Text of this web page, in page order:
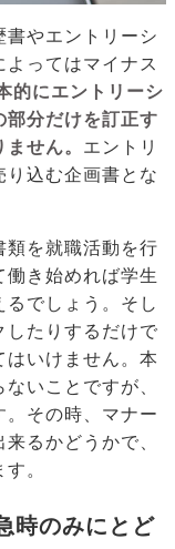
書やエントリーシ
ってはマイナス
的にエントリーシ
部分だけを訂正す
せん。 エントリ
り込む企画書とな
類を就職活動を行
働き始めれば学生
でしょう。そし
したりするだけで
はいけません。本
いことですが、
。その時、マナー
るかどうかで、
。
時のみにとど